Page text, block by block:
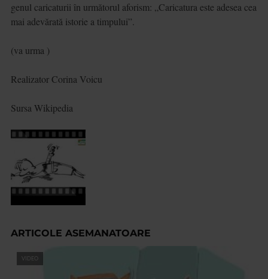
genul caricaturii în următorul aforism: „Caricatura este adesea cea
mai adevărată istorie a timpului”.
(va urma )
Realizator Corina Voicu
Sursa Wikipedia
ARTICOLE ASEMANATOARE
VIDEO